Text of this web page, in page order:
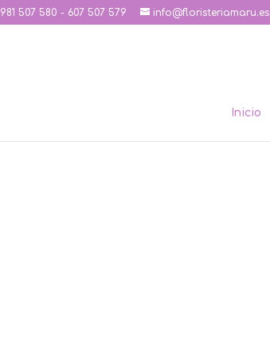
981 507 580 - 607 507 579 info@floristeriamaru.es
Inicio